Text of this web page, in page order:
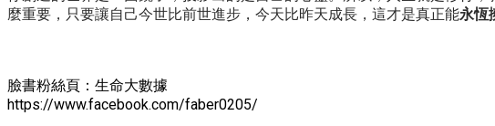
麼重要，只要讓自己今世比前世進步，今天比昨天成長，這才是真正能永恆
臉書粉絲頁：生命大數據
https://www.facebook.com/faber0205/